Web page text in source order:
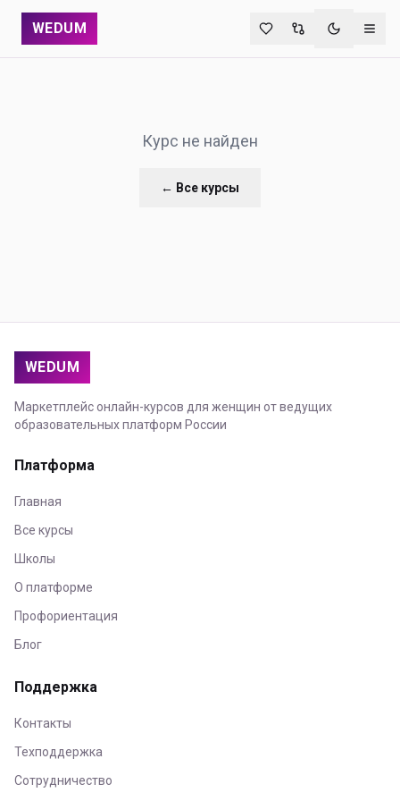
WEDUM
Курс не найден
← Все курсы
WEDUM
Маркетплейс онлайн-курсов для женщин от ведущих
образовательных платформ России
Платформа
Главная
Все курсы
Школы
О платформе
Профориентация
Блог
Поддержка
Контакты
Техподдержка
Сотрудничество